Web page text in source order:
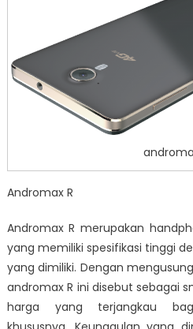
Andromax R
Andromax R merupakan
yang memiliki spesifikasi tinggi
yang dimiliki. Dengan
andromax R ini disebut sebagai
harga yang terjangkau